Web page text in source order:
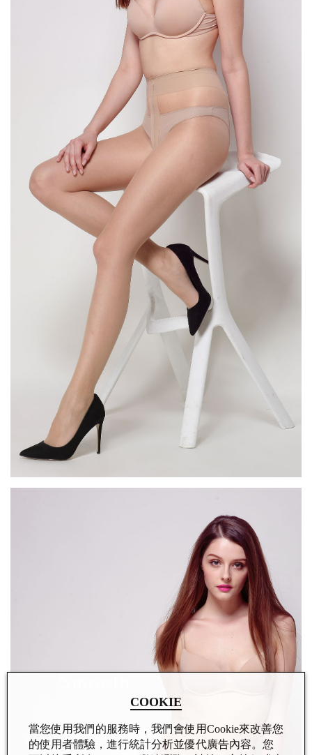
COOKIE
當您使用我們的服務時，我們會使用Cookie來改善您
的使用者體驗，進行統計分析並優代廣告內容。您